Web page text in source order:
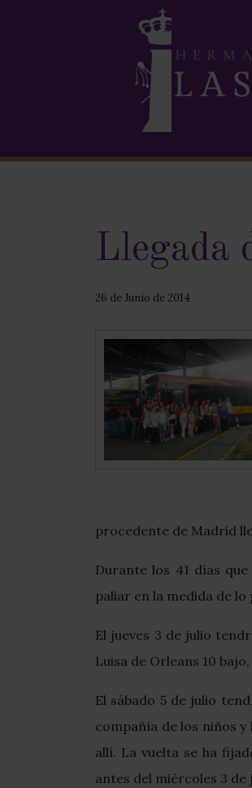
Llegada
26 de Junio de 2014
procedente de Madrid
Durante los 41 días
paliar en la medida de
El jueves 3 de julio
Luisa de Orleans 10
El sábado 5 de julio
compañía de los niños
allí. La vuelta se ha
antes del miércoles 3 de